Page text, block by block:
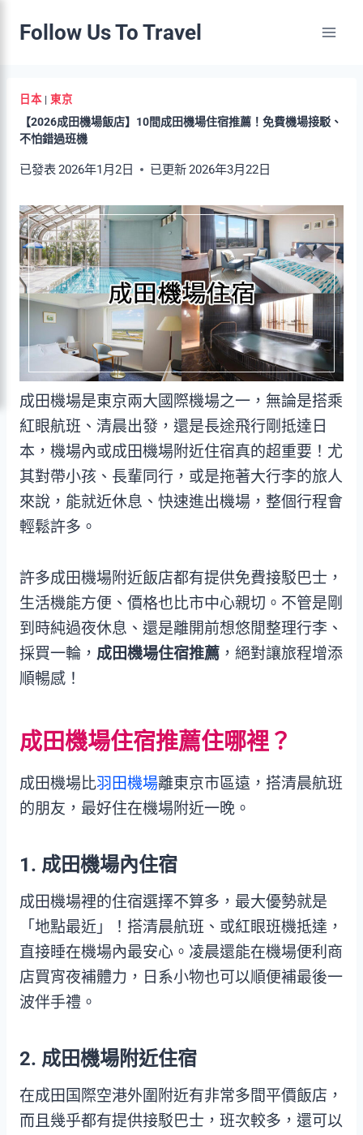
Follow Us To Travel
日本|東京
【2026成田機場飯店】10間成田機場住宿推薦！免費機場接駁、
不怕錯過班機
已發表2026年1月2日 已更新2026年3月22日
成田機場是東京兩大國際機場之一，無論是搭乘
紅眼航班、清晨出發，還是長途飛行剛抵達日
本，機場內或成田機場附近住宿真的超重要！尤
其對帶小孩、長輩同行，或是拖著大行李的旅人
來說，能就近休息、快速進出機場，整個行程會
輕鬆許多。
許多成田機場附近飯店都有提供免費接駁巴士，
生活機能方便、價格也比市中心親切。不管是剛
到時純過夜休息、還是離開前想悠閒整理行李、
採買一輪， 成田機場住宿推薦 ，絕對讓旅程增添
順暢感！
成田機場住宿推薦住哪裡？
成田機場比羽田機場離東京市區遠，搭清晨航班
的朋友，最好住在機場附近一晚。
1. 成田機場內住宿
成田機場裡的住宿選擇不算多，最大優勢就是
「地點最近」！搭清晨航班、或紅眼班機抵達，
直接睡在機場內最安心。凌晨還能在機場便利商
店買宵夜補體力，日系小物也可以順便補最後一
波伴手禮。
2. 成田機場附近住宿
在成田国際空港外圍附近有非常多間平價飯店，
而且幾乎都有提供接駁巴士，班次較多，還可以